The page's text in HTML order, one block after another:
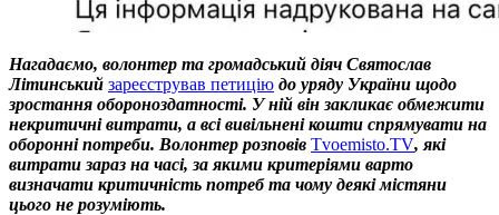
Нагадаємо, волонтер та громадський діяч Святослав
Літинський зареєстрував петицію до уряду України щодо
зростання обороноздатності. У ній він закликає обмежити
некритичні витрати, а всі вивільнені кошти спрямувати на
оборонні потреби. Волонтер розповів Tvoemisto.TV, які
витрати зараз на часі, за якими критеріями варто
визначати критичність потреб та чому деякі містяни
цього не розуміють.